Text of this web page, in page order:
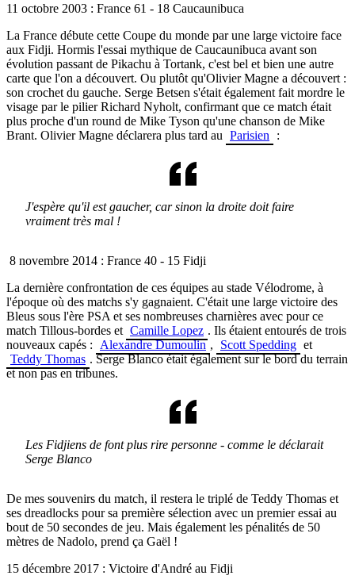
11 octobre 2003 : France 61 - 18 Caucaunibuca
La France débute cette Coupe du monde par une large victoire face
aux Fidji. Hormis l'essai mythique de Caucaunibuca avant son
évolution passant de Pikachu à Tortank, c'est bel et bien une autre
carte que l'on a découvert. Ou plutôt qu'Olivier Magne a découvert :
son crochet du gauche. Serge Betsen s'était également fait mordre le
visage par le pilier Richard Nyholt, confirmant que ce match était
plus proche d'un round de Mike Tyson qu'une chanson de Mike
Brant. Olivier Magne déclarera plus tard au Parisien :
J'espère qu'il est gaucher, car sinon la droite doit faire
vraiment très mal !
8 novembre 2014 : France 40 - 15 Fidji
La dernière confrontation de ces équipes au stade Vélodrome, à
l'époque où des matchs s'y gagnaient. C'était une large victoire des
Bleus sous l'ère PSA et ses nombreuses charnières avec pour ce
match Tillous-bordes et Camille Lopez . Ils étaient entourés de trois
nouveaux capés :
Alexandre Dumoulin , Scott Spedding et
Teddy Thomas . Serge Blanco était également sur le bord du terrain
et non pas en tribunes.
Les Fidjiens de font plus rire personne - comme le déclarait
Serge Blanco
De mes souvenirs du match, il restera le triplé de Teddy Thomas et
ses dreadlocks pour sa première sélection avec un premier essai au
bout de 50 secondes de jeu. Mais également les pénalités de 50
mètres de Nadolo, prend ça Gaël !
15 décembre 2017 : Victoire d'André au Fidji